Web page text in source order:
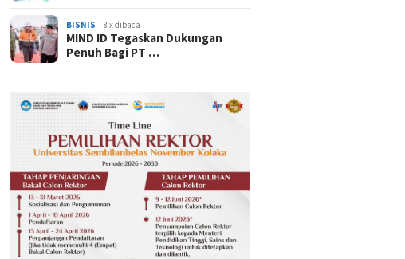
BISNIS 8 x dibaca
MIND ID Tegaskan Dukungan
Penuh Bagi PT …